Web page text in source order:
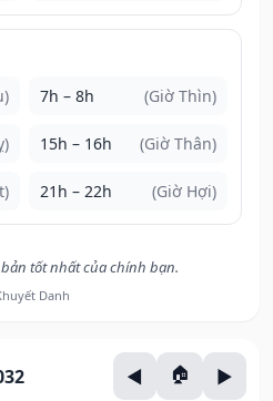
7h – 8h (Giờ Thìn)
15h – 16h (Giờ Thân)
21h – 22h (Giờ Hợi)
tốt nhất của chính bạn.
Danh